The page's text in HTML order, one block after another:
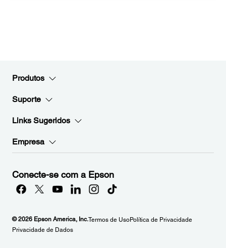
Produtos
Suporte
Links Sugeridos
Empresa
Conecte-se com a Epson
© 2026 Epson America, Inc.Termos de UsoPolítica de Privacidade
Privacidade de Dados